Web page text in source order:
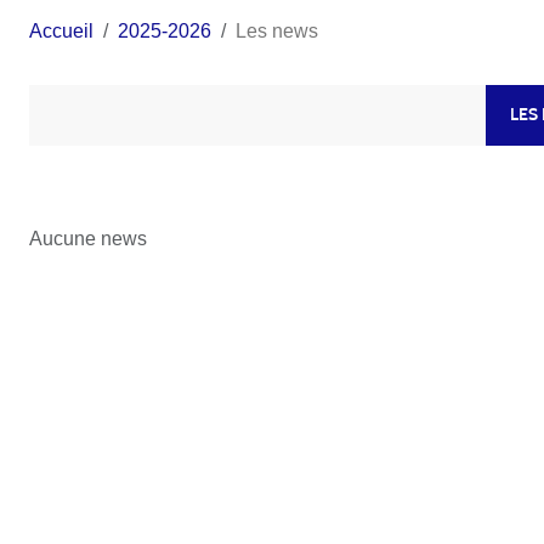
Accueil 2025-2026 Les news
LES
Aucune news